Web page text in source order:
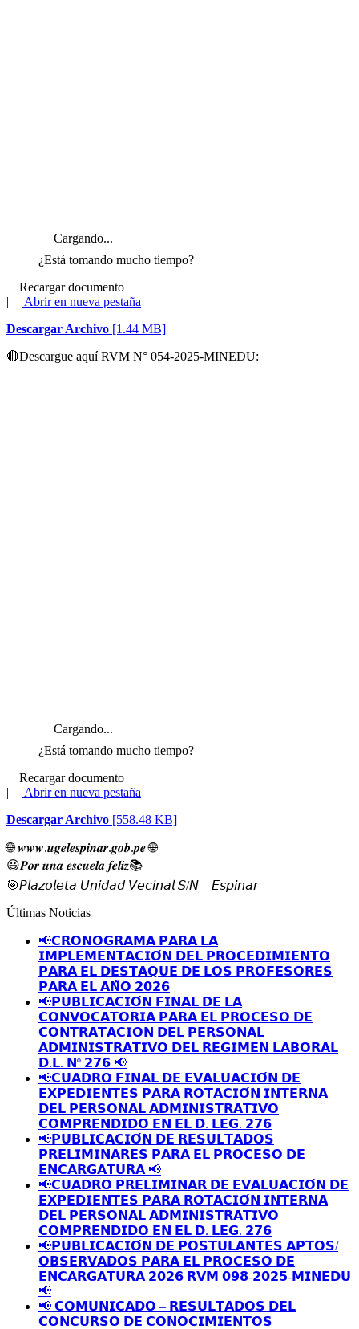
Cargando...
¿Está tomando mucho tiempo?
Recargar documento
|
Abrir en nueva pestaña
Descargar Archivo [1.44 MB]
🔴Descargue aquí RVM N° 054-2025-MINEDU:
Cargando...
¿Está tomando mucho tiempo?
Recargar documento
|
Abrir en nueva pestaña
Descargar Archivo [558.48 KB]
🌐𝒘𝒘𝒘.𝒖𝒈𝒆𝒍𝒆𝒔𝒑𝒊𝒏𝒂𝒓.𝒈𝒐𝒃.𝒑𝒆🌐
😃𝑷𝒐𝒓 𝒖𝒏𝒂 𝒆𝒔𝒄𝒖𝒆𝒍𝒂 𝒇𝒆𝒍𝒊𝒛📚
🎯𝘗𝘭𝘢𝘻𝘰𝘭𝘦𝘵𝘢 𝘜𝘯𝘪𝘥𝘢𝘥 𝘝𝘦𝘤𝘪𝘯𝘢𝘭 𝘚/𝘕 – 𝘌𝘴𝘱𝘪𝘯𝘢𝘳
Últimas Noticias
📢𝗖𝗥𝗢𝗡𝗢𝗚𝗥𝗔𝗠𝗔 𝗣𝗔𝗥𝗔 𝗟𝗔
𝗜𝗠𝗣𝗟𝗘𝗠𝗘𝗡𝗧𝗔𝗖𝗜𝗢́𝗡 𝗗𝗘𝗟 𝗣𝗥𝗢𝗖𝗘𝗗𝗜𝗠𝗜𝗘𝗡𝗧𝗢
𝗣𝗔𝗥𝗔 𝗘𝗟 𝗗𝗘𝗦𝗧𝗔𝗤𝗨𝗘 𝗗𝗘 𝗟𝗢𝗦 𝗣𝗥𝗢𝗙𝗘𝗦𝗢𝗥𝗘𝗦
𝗣𝗔𝗥𝗔 𝗘𝗟 𝗔𝗡̃𝗢 𝟮𝟬𝟮𝟲
📢𝗣𝗨𝗕𝗟𝗜𝗖𝗔𝗖𝗜𝗢́𝗡 𝗙𝗜𝗡𝗔𝗟 𝗗𝗘 𝗟𝗔
𝗖𝗢𝗡𝗩𝗢𝗖𝗔𝗧𝗢𝗥𝗜𝗔 𝗣𝗔𝗥𝗔 𝗘𝗟 𝗣𝗥𝗢𝗖𝗘𝗦𝗢 𝗗𝗘
𝗖𝗢𝗡𝗧𝗥𝗔𝗧𝗔𝗖𝗜𝗢𝗡 𝗗𝗘𝗟 𝗣𝗘𝗥𝗦𝗢𝗡𝗔𝗟
𝗔𝗗𝗠𝗜𝗡𝗜𝗦𝗧𝗥𝗔𝗧𝗜𝗩𝗢 𝗗𝗘𝗟 𝗥𝗘𝗚𝗜𝗠𝗘𝗡 𝗟𝗔𝗕𝗢𝗥𝗔𝗟
𝗗.𝗟. 𝗡º 𝟮𝟳𝟲 📢
📢𝗖𝗨𝗔𝗗𝗥𝗢 𝗙𝗜𝗡𝗔𝗟 𝗗𝗘 𝗘𝗩𝗔𝗟𝗨𝗔𝗖𝗜𝗢́𝗡 𝗗𝗘
𝗘𝗫𝗣𝗘𝗗𝗜𝗘𝗡𝗧𝗘𝗦 𝗣𝗔𝗥𝗔 𝗥𝗢𝗧𝗔𝗖𝗜𝗢́𝗡 𝗜𝗡𝗧𝗘𝗥𝗡𝗔
𝗗𝗘𝗟 𝗣𝗘𝗥𝗦𝗢𝗡𝗔𝗟 𝗔𝗗𝗠𝗜𝗡𝗜𝗦𝗧𝗥𝗔𝗧𝗜𝗩𝗢
𝗖𝗢𝗠𝗣𝗥𝗘𝗡𝗗𝗜𝗗𝗢 𝗘𝗡 𝗘𝗟 𝗗. 𝗟𝗘𝗚. 𝟮𝟳𝟲
📢𝗣𝗨𝗕𝗟𝗜𝗖𝗔𝗖𝗜𝗢́𝗡 𝗗𝗘 𝗥𝗘𝗦𝗨𝗟𝗧𝗔𝗗𝗢𝗦
𝗣𝗥𝗘𝗟𝗜𝗠𝗜𝗡𝗔𝗥𝗘𝗦 𝗣𝗔𝗥𝗔 𝗘𝗟 𝗣𝗥𝗢𝗖𝗘𝗦𝗢 𝗗𝗘
𝗘𝗡𝗖𝗔𝗥𝗚𝗔𝗧𝗨𝗥𝗔 📢
📢𝗖𝗨𝗔𝗗𝗥𝗢 𝗣𝗥𝗘𝗟𝗜𝗠𝗜𝗡𝗔𝗥 𝗗𝗘 𝗘𝗩𝗔𝗟𝗨𝗔𝗖𝗜𝗢́𝗡 𝗗𝗘
𝗘𝗫𝗣𝗘𝗗𝗜𝗘𝗡𝗧𝗘𝗦 𝗣𝗔𝗥𝗔 𝗥𝗢𝗧𝗔𝗖𝗜𝗢́𝗡 𝗜𝗡𝗧𝗘𝗥𝗡𝗔
𝗗𝗘𝗟 𝗣𝗘𝗥𝗦𝗢𝗡𝗔𝗟 𝗔𝗗𝗠𝗜𝗡𝗜𝗦𝗧𝗥𝗔𝗧𝗜𝗩𝗢
𝗖𝗢𝗠𝗣𝗥𝗘𝗡𝗗𝗜𝗗𝗢 𝗘𝗡 𝗘𝗟 𝗗. 𝗟𝗘𝗚. 𝟮𝟳𝟲
📢𝗣𝗨𝗕𝗟𝗜𝗖𝗔𝗖𝗜𝗢́𝗡 𝗗𝗘 𝗣𝗢𝗦𝗧𝗨𝗟𝗔𝗡𝗧𝗘𝗦 𝗔𝗣𝗧𝗢𝗦/
𝗢𝗕𝗦𝗘𝗥𝗩𝗔𝗗𝗢𝗦 𝗣𝗔𝗥𝗔 𝗘𝗟 𝗣𝗥𝗢𝗖𝗘𝗦𝗢 𝗗𝗘
𝗘𝗡𝗖𝗔𝗥𝗚𝗔𝗧𝗨𝗥𝗔 𝟮𝟬𝟮𝟲 𝗥𝗩𝗠 𝟬𝟵𝟴-𝟮𝟬𝟮𝟱-𝗠𝗜𝗡𝗘𝗗𝗨
📢
📢 𝗖𝗢𝗠𝗨𝗡𝗜𝗖𝗔𝗗𝗢 – 𝗥𝗘𝗦𝗨𝗟𝗧𝗔𝗗𝗢𝗦 𝗗𝗘𝗟
𝗖𝗢𝗡𝗖𝗨𝗥𝗦𝗢 𝗗𝗘 𝗖𝗢𝗡𝗢𝗖𝗜𝗠𝗜𝗘𝗡𝗧𝗢𝗦